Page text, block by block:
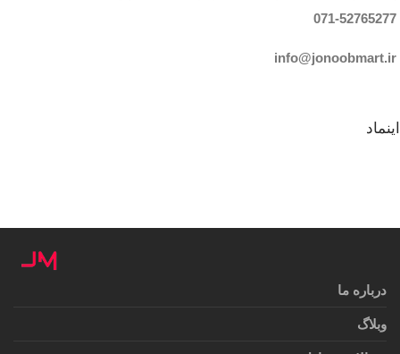
071-52765277
info@jonoobmart.ir
اینماد
درباره ما
وبلاگ